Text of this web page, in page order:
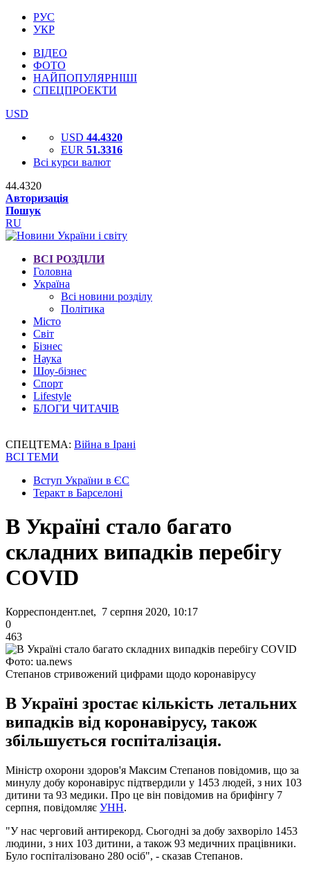
РУС
УКР
ВІДЕО
ФОТО
НАЙПОПУЛЯРНІШІ
СПЕЦПРОЕКТИ
USD
USD 44.4320
EUR 51.3316
Всі курси валют
44.4320
Авторизація
Пошук
RU
ВСІ РОЗДІЛИ
Головна
Україна
Всі новини розділу
Політика
Місто
Світ
Бізнес
Наука
Шоу-бізнес
Спорт
Lifestyle
БЛОГИ ЧИТАЧІВ
СПЕЦТЕМА: Війна в Ірані
ВСІ ТЕМИ
Вступ України в ЄС
Теракт в Барселоні
В Україні стало багато
складних випадків перебігу
COVID
Корреспондент.net, 7 серпня 2020, 10:17
0
463
Фото: ua.news
Степанов стривожений цифрами щодо коронавірусу
В Україні зростає кількість летальних
випадків від коронавірусу, також
збільшується госпіталізація.
Міністр охорони здоров'я Максим Степанов повідомив, що за
минулу добу коронавірус підтвердили у 1453 людей, з них 103
дитини та 93 медики. Про це він повідомив на брифінгу 7
серпня, повідомляє УНН.
"У нас черговий антирекорд. Сьогодні за добу захворіло 1453
людини, з них 103 дитини, а також 93 медичних працівники.
Було госпіталізовано 280 осіб", - сказав Степанов.